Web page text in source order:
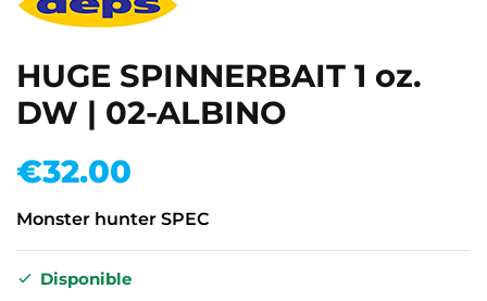
HUGE SPINNERBAIT 1 oz.
DW | 02-ALBINO
€32.00
Monster hunter SPEC
Disponible